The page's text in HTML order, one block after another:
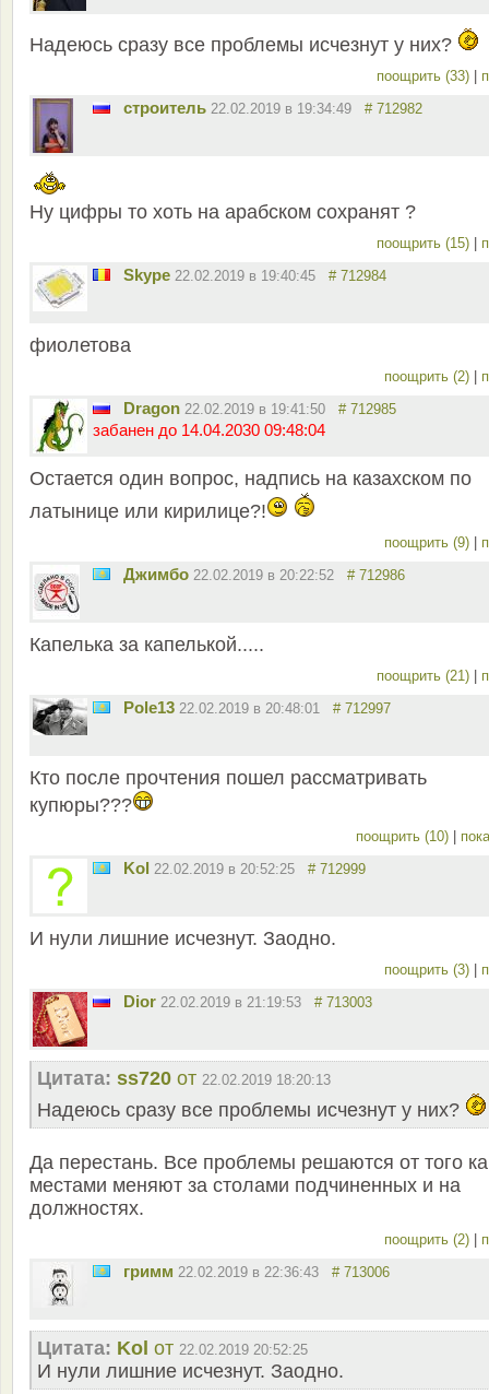
Надеюсь сразу все проблемы исчезнут у них?
поощрить (33)
строитель 22.02.2019 в 19:34:49 # 712982
Ну цифры то хоть на арабском сохранят ?
поощрить (15)
Skype 22.02.2019 в 19:40:45 # 712984
фиолетова
поощрить (2)
Dragon 22.02.2019 в 19:41:50 # 712985
забанен до 14.04.2030 09:48:04
Остается один вопрос, надпись на казахском по
латынице или кирилице?!
поощрить (9)
Джимбо 22.02.2019 в 20:22:52 # 712986
Капелька за капелькой.....
поощрить (21)
Pole13 22.02.2019 в 20:48:01 # 712997
Кто после прочтения пошел рассматривать
купюры???
поощрить (10)
Kol 22.02.2019 в 20:52:25 # 712999
И нули лишние исчезнут. Заодно.
поощрить (3)
Dior 22.02.2019 в 21:19:53 # 713003
Цитата: ss720 от 22.02.2019 18:20:13
Надеюсь сразу все проблемы исчезнут у них?
Да перестань. Все проблемы решаются от того
местами меняют за столами подчиненных и на
должностях.
поощрить (2)
гримм 22.02.2019 в 22:36:43 # 713006
Цитата: Kol от 22.02.2019 20:52:25
И нули лишние исчезнут. Заодно.